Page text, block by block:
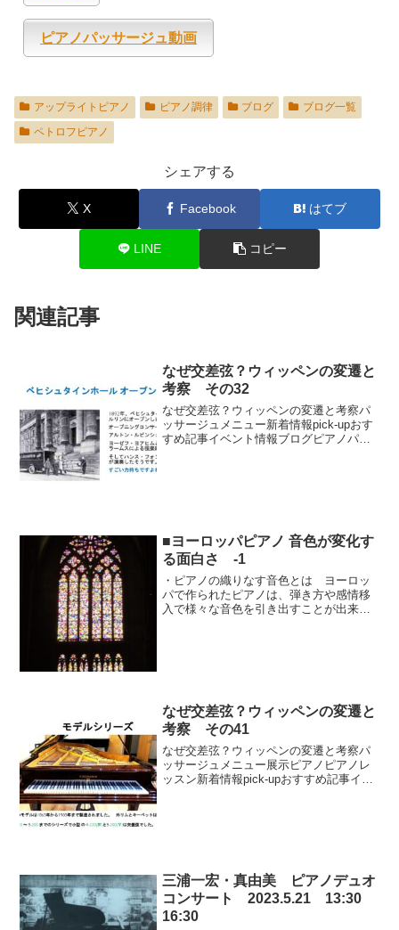
ピアノパッサージュ動画
アップライトピアノ ピアノ調律 ブログ
ブログ一覧
ペトロフピアノ
シェアする
X Facebook はてブ
LINE コピー
関連記事
なぜ交差弦？ウィッペンの変遷と
考察 その32
なぜ交差弦？ウィッペンの変遷と考察パ
ッサージュメニュー新着情報pick-upおす
すめ記事イベント情報ブログピアノパッ
■ヨーロッパピアノ 音色が変化す
る面白さ -1
・ピアノの織りなす音色とは ヨーロッ
パで作られたピアノは、弾き方や感情移
入で様々な音色を引き出すことが出来ま
なぜ交差弦？ウィッペンの変遷と
考察 その41
なぜ交差弦？ウィッペンの変遷と考察パ
ッサージュメニュー展示ピアノピアノレ
ッスン新着情報pick-upおすすめ記事イベ
三浦一宏・真由美 ピアノデュオ
コンサート 2023.5.21 13:30
16:30